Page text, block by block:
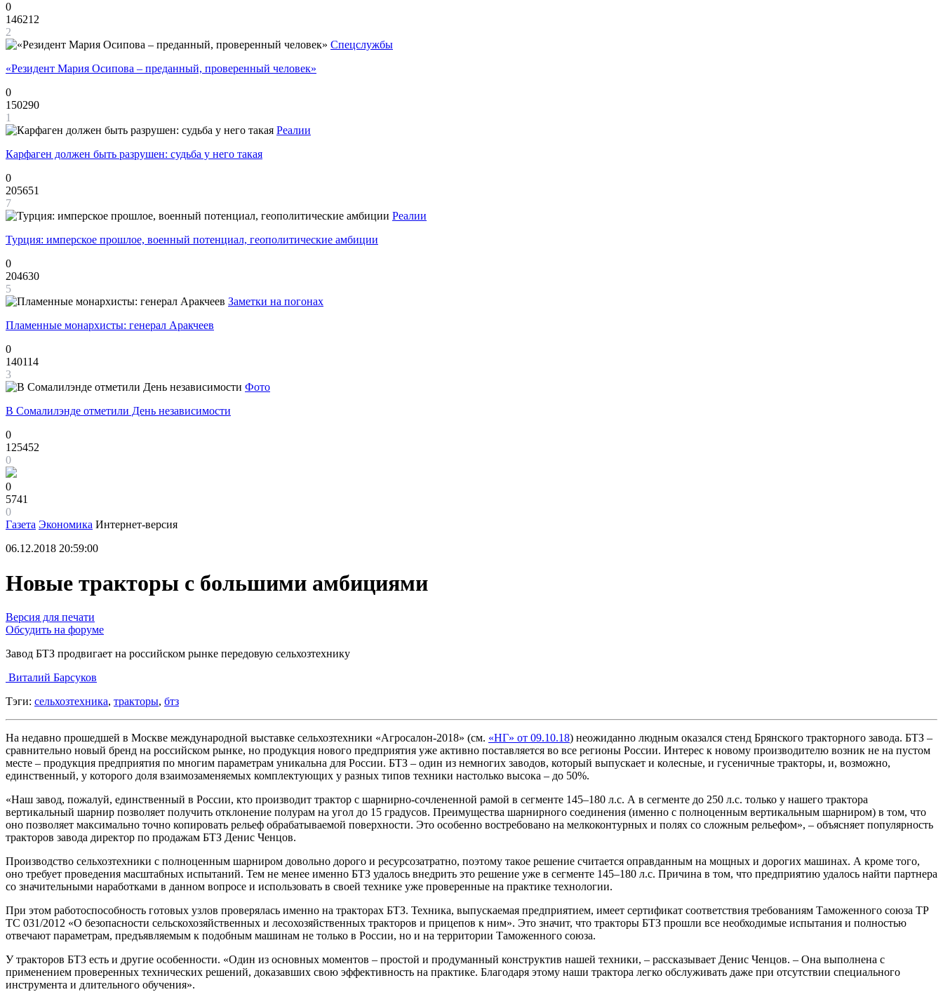
0
146212
2
Спецслужбы
«Резидент Мария Осипова – преданный, проверенный человек»
0
150290
1
Реалии
Карфаген должен быть разрушен: судьба у него такая
0
205651
7
Реалии
Турция: имперское прошлое, военный потенциал, геополитические амбиции
0
204630
5
Заметки на погонах
Пламенные монархисты: генерал Аракчеев
0
140114
3
Фото
В Сомалилэнде отметили День независимости
0
125452
0
0
5741
0
Газета Экономика Интернет-версия
06.12.2018 20:59:00
Новые тракторы с большими амбициями
Версия для печати
Обсудить на форуме
Завод БТЗ продвигает на российском рынке передовую сельхозтехнику
Виталий Барсуков
Тэги: сельхозтехника, тракторы, бтз
На недавно прошедшей в Москве международной выставке сельхозтехники «Агросалон-2018» (см. «НГ» от 09.10.18) неожиданно людным оказался стенд Брянского тракторного завода. БТЗ –
сравнительно новый бренд на российском рынке, но продукция нового предприятия уже активно поставляется во все регионы России. Интерес к новому производителю возник не на пустом
месте – продукция предприятия по многим параметрам уникальна для России. БТЗ – один из немногих заводов, который выпускает и колесные, и гусеничные тракторы, и, возможно,
единственный, у которого доля взаимозаменяемых комплектующих у разных типов техники настолько высока – до 50%.
«Наш завод, пожалуй, единственный в России, кто производит трактор с шарнирно-сочлененной рамой в сегменте 145–180 л.с. А в сегменте до 250 л.с. только у нашего трактора
вертикальный шарнир позволяет получить отклонение полурам на угол до 15 градусов. Преимущества шарнирного соединения (именно с полноценным вертикальным шарниром) в том, что
оно позволяет максимально точно копировать рельеф обрабатываемой поверхности. Это особенно востребовано на мелкоконтурных и полях со сложным рельефом», – объясняет популярность
тракторов завода директор по продажам БТЗ Денис Ченцов.
Производство сельхозтехники с полноценным шарниром довольно дорого и ресурсозатратно, поэтому такое решение считается оправданным на мощных и дорогих машинах. А кроме того,
оно требует проведения масштабных испытаний. Тем не менее именно БТЗ удалось внедрить это решение уже в сегменте 145–180 л.с. Причина в том, что предприятию удалось найти партнера
со значительными наработками в данном вопросе и использовать в своей технике уже проверенные на практике технологии.
При этом работоспособность готовых узлов проверялась именно на тракторах БТЗ. Техника, выпускаемая предприятием, имеет сертификат соответствия требованиям Таможенного союза ТР
ТС 031/2012 «О безопасности сельскохозяйственных и лесохозяйственных тракторов и прицепов к ним». Это значит, что тракторы БТЗ прошли все необходимые испытания и полностью
отвечают параметрам, предъявляемым к подобным машинам не только в России, но и на территории Таможенного союза.
У тракторов БТЗ есть и другие особенности. «Один из основных моментов – простой и продуманный конструктив нашей техники, – рассказывает Денис Ченцов. – Она выполнена с
применением проверенных технических решений, доказавших свою эффективность на практике. Благодаря этому наши трактора легко обслуживать даже при отсутствии специального
инструмента и длительного обучения».